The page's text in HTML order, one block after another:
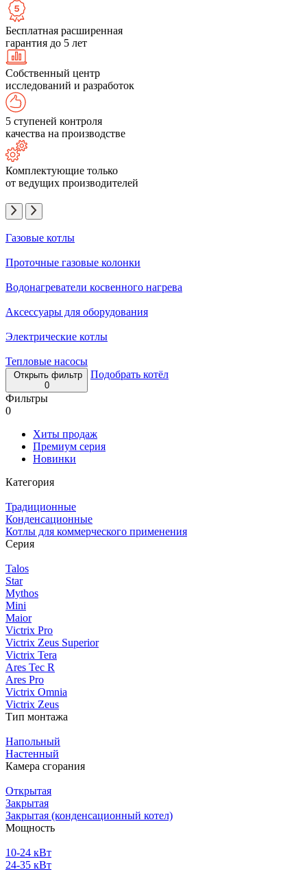
Бесплатная расширенная
гарантия до 5 лет
Собственный центр
исследований и разработок
5 ступеней контроля
качества на производстве
Комплектующие только
от ведущих производителей
Газовые котлы
Проточные газовые колонки
Водонагреватели косвенного нагрева
Аксессуары для оборудования
Электрические котлы
Тепловые насосы
Открыть фильтр
0
Подобрать котёл
Фильтры
0
Хиты продаж
Премиум серия
Новинки
Категория
Традиционные
Конденсационные
Котлы для коммерческого применения
Серия
Talos
Star
Mythos
Mini
Maior
Victrix Pro
Victrix Zeus Superior
Victrix Tera
Ares Tec R
Ares Pro
Victrix Omnia
Victrix Zeus
Тип монтажа
Напольный
Настенный
Камера сгорания
Открытая
Закрытая
Закрытая (конденсационный котел)
Мощность
10-24 кВт
24-35 кВт